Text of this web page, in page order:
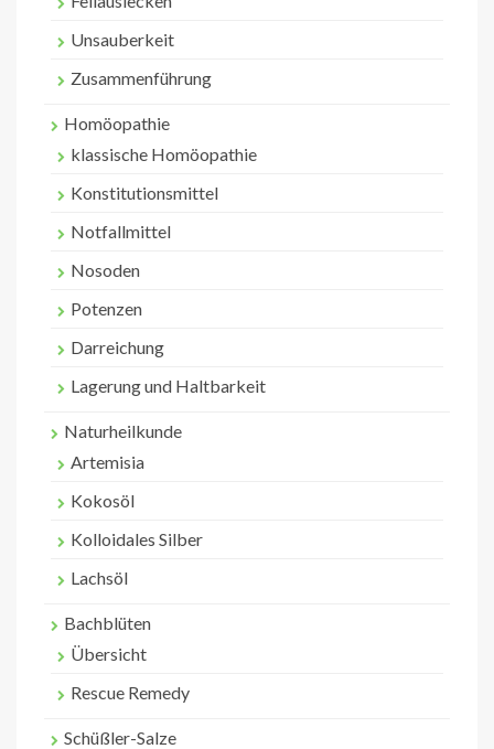
Unsauberkeit
Zusammenführung
Homöopathie
klassische Homöopathie
Konstitutionsmittel
Notfallmittel
Nosoden
Potenzen
Darreichung
Lagerung und Haltbarkeit
Naturheilkunde
Artemisia
Kokosöl
Kolloidales Silber
Lachsöl
Bachblüten
Übersicht
Rescue Remedy
Schüßler-Salze